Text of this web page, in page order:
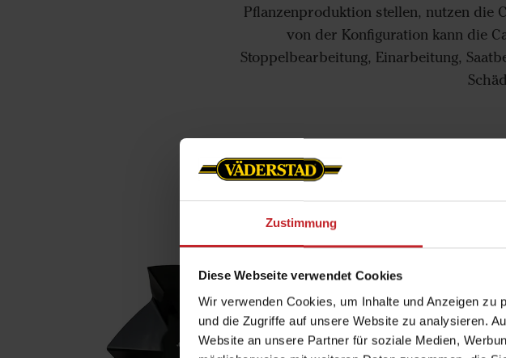
Zustimmung
Diese Webseite verwendet Cookies
Wir verwenden Cookies, um Inhalte und Anzeigen
und die Zugriffe auf unsere Website zu analysieren.
Website an unsere Partner für soziale Medien,
Pflanzenproduktion stellen, nutzen die
von der Konfiguration kann die
Stoppelbearbeitung, Einarbeitung,